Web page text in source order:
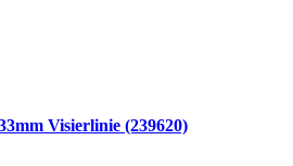
Visierlinie (239620)